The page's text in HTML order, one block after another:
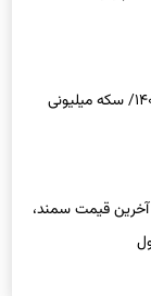
قیمت طلا و سکه امروز ۱۸ مردادماه ۱۴۰۵/ سکه میلیونی
قیمت سمند،